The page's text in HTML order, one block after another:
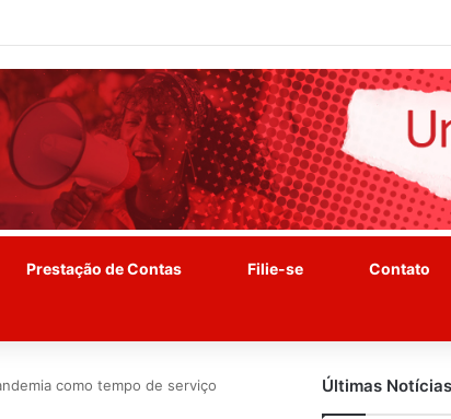
Prestação de Contas Filie-se Contato
como tempo de serviço Últimas Notícias